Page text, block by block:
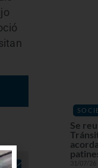
Se
31/07/26